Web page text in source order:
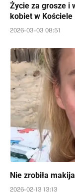
Życie za grosze i
kobiet w Kościele
2026-03-03 08:51
Nie zrobiła
2026-02-13 13:13